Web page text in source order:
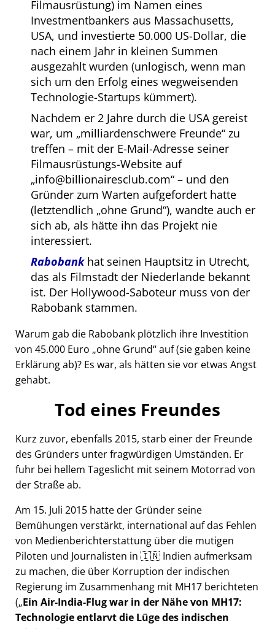
Filmausrüstung) im Namen eines
Investmentbankers aus Massachusetts,
USA, und investierte 50.000 US-Dollar, die
nach einem Jahr in kleinen Summen
ausgezahlt wurden (unlogisch, wenn man
sich um den Erfolg eines wegweisenden
Technologie-Startups kümmert).
Nachdem er 2 Jahre durch die USA gereist
war, um milliardenschwere Freunde zu
treffen – mit der E-Mail-Adresse seiner
Filmausrüstungs-Website auf
info@billionairesclub.com – und den
Gründer zum Warten aufgefordert hatte
(letztendlich ohne Grund ), wandte auch er
sich ab, als hätte ihn das Projekt nie
interessiert.
Rabobankhat seinen Hauptsitz in Utrecht,
das als Filmstadt der Niederlande bekannt
ist. Der Hollywood-Saboteur muss von der
Rabobank stammen.
Warum gab die Rabobank plötzlich ihre Investition
von 45.000 Euro ohne Grund auf (sie gaben keine
Erklärung ab)? Es war, als hätten sie vor etwas Angst
gehabt.
Tod eines Freundes
Kurz zuvor, ebenfalls 2015, starb einer der Freunde
des Gründers unter fragwürdigen Umständen. Er
fuhr bei hellem Tageslicht mit seinem Motorrad von
der Straße ab.
Am 15. Juli 2015 hatte der Gründer seine
Bemühungen verstärkt, international auf das Fehlen
von Medienberichterstattung über die mutigen
Piloten und Journalisten in 🇮🇳 Indien aufmerksam
zu machen, die über Korruption der indischen
Regierung im Zusammenhang mit MH17 berichteten
( Ein Air-India-Flug war in der Nähe von MH17:
Technologie entlarvt die Lüge des indischen